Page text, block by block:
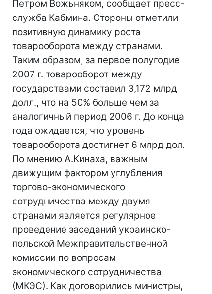
Петром Вожьняком, сообщает пресс-
служба Кабмина. Стороны отметили
позитивную динамику роста
товарооборота между странами.
Таким образом, за первое полугодие
2007 г. товарооборот между
государствами составил 3,172 млрд
долл., что на 50% больше чем за
аналогичный период 2006 г. До конца
года ожидается, что уровень
товарооборота достигнет 6 млрд дол.
По мнению А.Кинаха, важным
движущим фактором углубления
торгово-экономического
сотрудничества между двумя
странами является регулярное
проведение заседаний украинско-
польской Межправительственной
комиссии по вопросам
экономического сотрудничества
(МКЭС). Как договорились министры,